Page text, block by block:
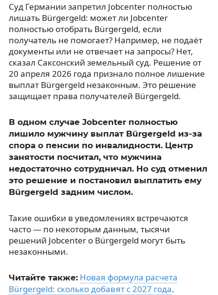
Суд Германии запретил Jobcenter полностью
лишать Bürgergeld: может ли Jobcenter
полностью отобрать Bürgergeld, если
получатель не помогает? Например, не подаёт
документы или не отвечает на запросы? Нет,
сказал Саксонский земельный суд. Решение от
20 апреля 2026 года признало полное лишение
выплат Bürgergeld незаконным. Это решение
защищает права получателей Bürgergeld.
В одном случае Jobcenter полностью
лишило мужчину выплат Bürgergeld из-за
спора о пенсии по инвалидности. Центр
занятости посчитал, что мужчина
недостаточно сотрудничал. Но суд отменил
это решение и постановил выплатить ему
Bürgergeld задним числом.
Такие ошибки в уведомлениях встречаются
часто — по некоторым данным, тысячи
решений Jobcenter о Bürgergeld могут быть
незаконными.
Читайте также: Новая формула расчета
Bürgergeld: сколько добавят с 2027 года.